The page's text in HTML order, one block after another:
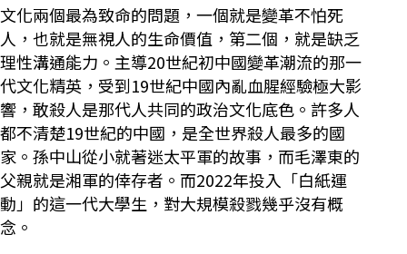
文化兩個最為致命的問題，一個就是變革不怕死
人，也就是無視人的生命價值，第二個，就是缺乏
理性溝通能力。主導20世紀初中國變革潮流的那一
代文化精英，受到19世紀中國內亂血腥經驗極大影
響，敢殺人是那代人共同的政治文化底色。許多人
都不清楚19世紀的中國，是全世界殺人最多的國
家。孫中山從小就著迷太平軍的故事，而毛澤東的
父親就是湘軍的倖存者。而2022年投入「白紙運
動」的這一代大學生，對大規模殺戮幾乎沒有概
念。